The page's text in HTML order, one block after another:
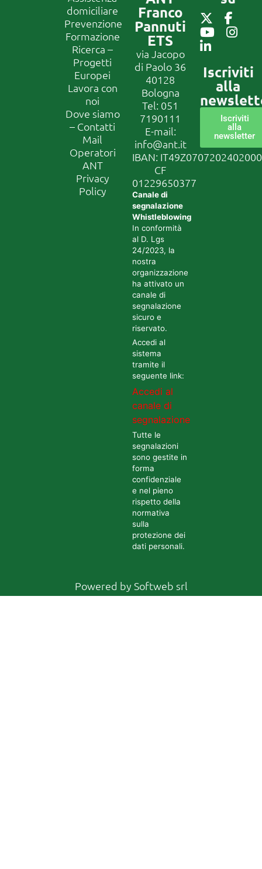
domiciliare
Prevenzione
Formazione
Ricerca –
Progetti
Europei
Lavora con
noi
Dove siamo
– Contatti
Mail
Operatori
ANT
Privacy
Policy
Franco
Pannuti
ETS
via Jacopo
di Paolo 36
40128
Bologna
Tel: 051
7190111
E-mail:
info@ant.it
IBAN:
CF
01229650377
Canale di
segnalazione
Whistleblowing
In conformità
al D. Lgs
24/2023, la
nostra
organizzazione
ha attivato un
canale di
segnalazione
sicuro e
riservato.
Accedi al
sistema
tramite il
seguente link:
Accedi al
canale di
segnalazione
Tutte le
segnalazioni
sono gestite in
forma
confidenziale
e nel pieno
rispetto della
normativa
sulla
protezione dei
dati personali.
Iscriviti
alla
Iscriviti
alla
newsletter
Powered by Softweb srl